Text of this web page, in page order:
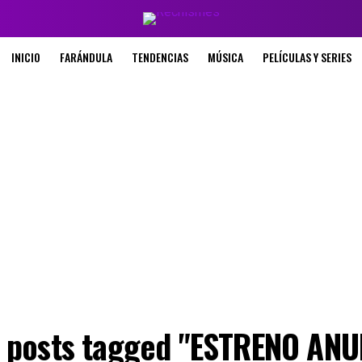
INICIO FARÁNDULA TENDENCIAS MÚSICA PELÍCULAS Y SERIES
tagged "ESTRENO